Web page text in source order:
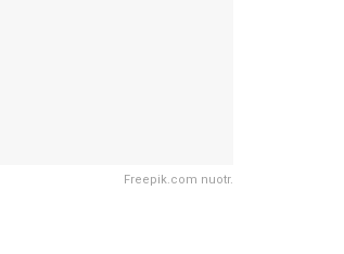
Freepik.com nuotr.